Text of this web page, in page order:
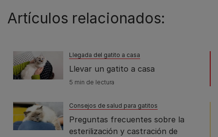
Artículos relacionados:
Llegada del gatito a casa
Llevar un gatito a casa
5 min de lectura
Consejos de salud para gatitos
Preguntas frecuentes sobre la
esterilización y castración de